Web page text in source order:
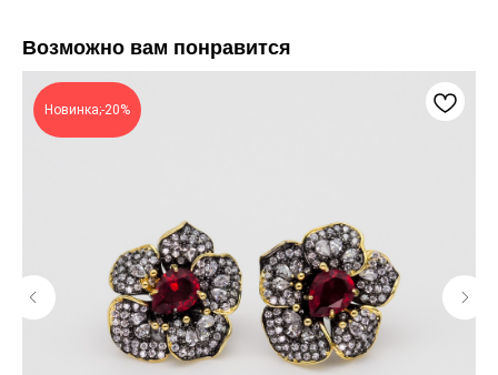
Возможно вам понравится
Новинка;-20%